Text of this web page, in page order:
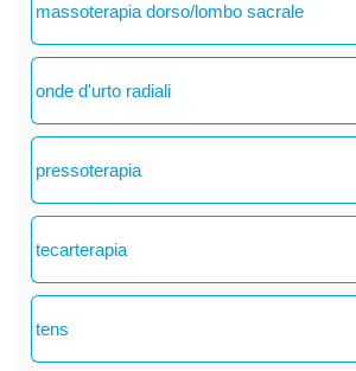
massoterapia dorso/lombo sacrale
onde d'urto radiali
pressoterapia
tecarterapia
tens